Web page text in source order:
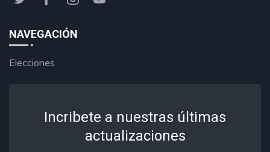
NAVEGACIÓN
Elecciones
Incribete a nuestras últimas
actualizaciones